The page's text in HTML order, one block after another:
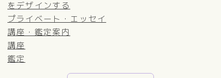
をデザインする
プライベート・エッセイ
講座・鑑定案内
講座
鑑定